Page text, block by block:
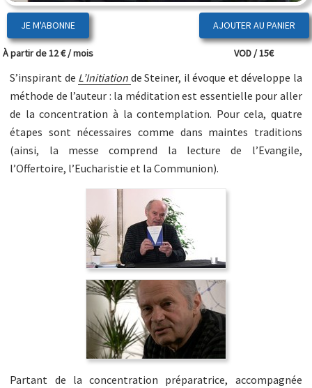
JE M'ABONNE
À partir de 12 € / mois VOD / 15€
S’inspirant de L’Initiation de Steiner, il évoque et développe la
méthode de l’auteur : la méditation est essentielle pour aller
de la concentration à la contemplation. Pour cela, quatre
étapes sont nécessaires comme dans maintes traditions
(ainsi, la messe comprend la lecture de l’Evangile,
l’Offertoire, l’Eucharistie et la Communion).
Partant de la concentration préparatrice, accompagnée